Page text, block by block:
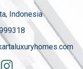
Indonesia